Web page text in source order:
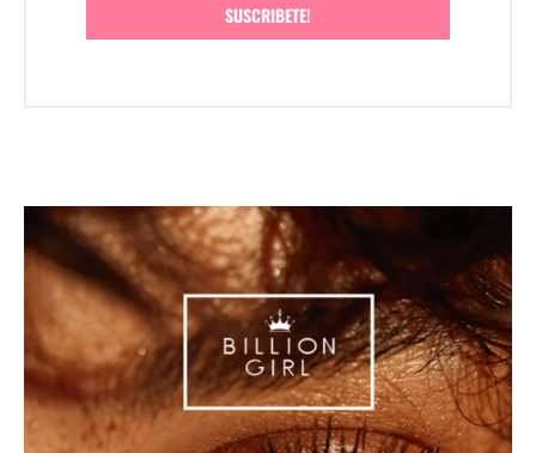
SUSCRIBETE!